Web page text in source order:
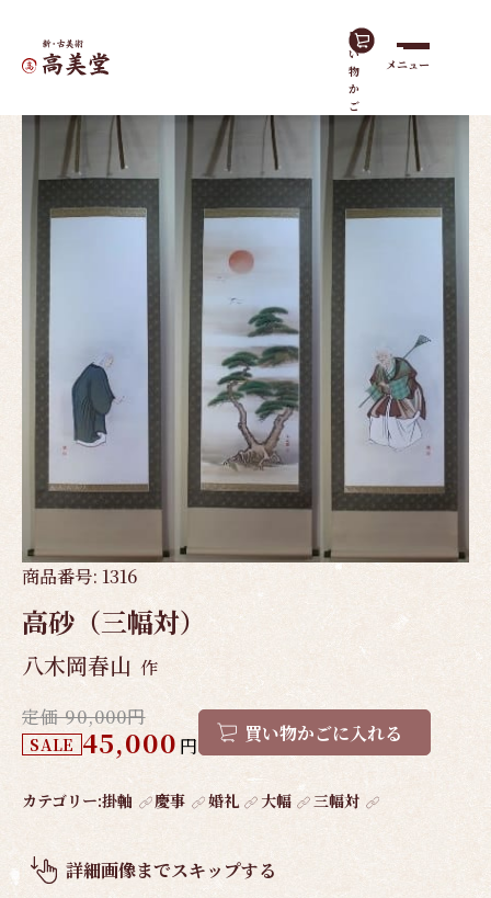
買
い
物
か
ご
メニュー
ホーム作品一覧
商品番号: 1316
高砂（三幅対）
八木岡春山 作
定価 90,000円
SALE 45,000 円
買い物かごに入れる
作
概
要
カテゴリー:掛軸 慶事 婚礼 大幅 三幅対
詳細画像までスキップする